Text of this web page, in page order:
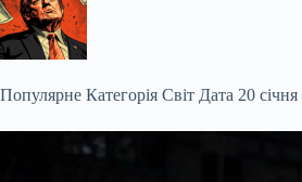
Популярне Категорія Світ Дата 20 січня